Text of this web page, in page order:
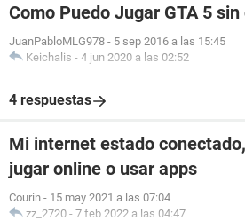
Como Puedo Jugar GTA 5
JuanPabloMLG978 - 5 sep 2016 a las 15:45
Keichalis - 4 jun 2020 a las 02:52
4 respuestas
Mi internet estado
jugar online o usar apps
Courin - 15 may 2021 a las 07:04
zz_2720 - 7 feb 2022 a las 04:47